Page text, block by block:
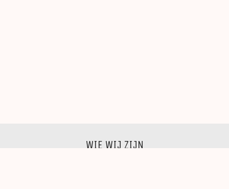
WIE WIJ ZIJN